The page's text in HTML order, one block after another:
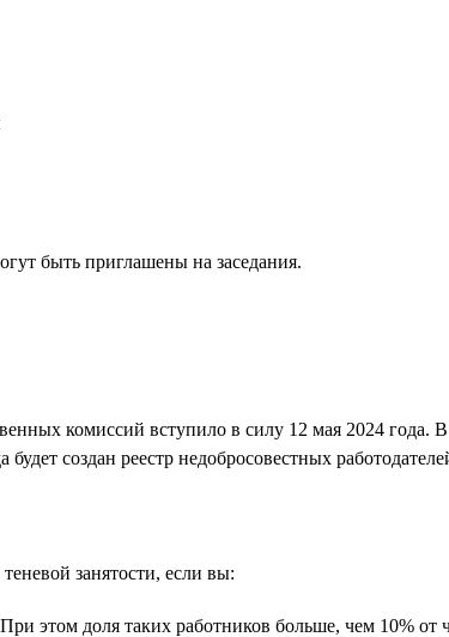
быть приглашены на заседания.
комиссий вступило в силу 12 мая 2024 года.
создан реестр недобросовестных
занятости, если вы:
доля таких работников больше, чем 10% от